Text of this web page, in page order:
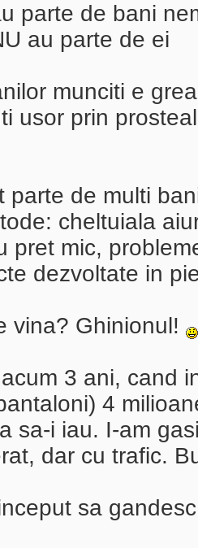
parte de bani
au parte de ei
munciti e
usor prin
parte de multi
cheltuiala
pret mic,
dezvoltate in
vina? Ghinionul!
3 ani, cand
4
sa-i iau. I-am
dar cu trafic.
sa